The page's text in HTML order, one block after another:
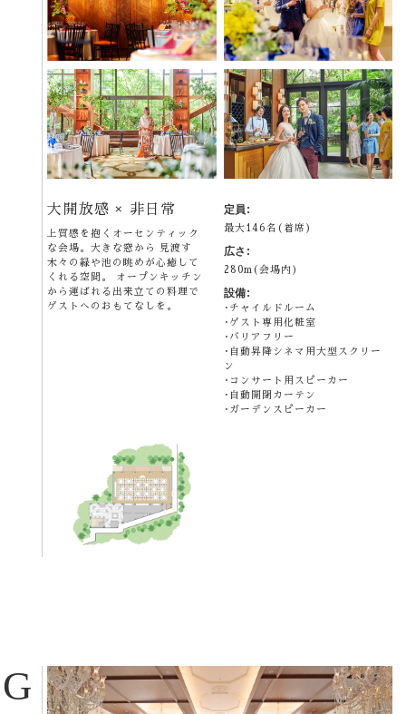
大開放感 × 非日常
上質感を抱くオーセンティック
な会場。大きな窓から 見渡す
木々の緑や池の眺めが心癒して
くれる空間。 オープンキッチン
から運ばれる出来立ての料理で
ゲストへのおもてなしを。
定員:
最大146名(着席)
広さ:
280m(会場内)
設備:
チャイルドルーム
ゲスト専用化粧室
バリアフリー
自動昇降シネマ用大型スクリー
ン
コンサート用スピーカー
自動開閉カーテン
ガーデンスピーカー
G